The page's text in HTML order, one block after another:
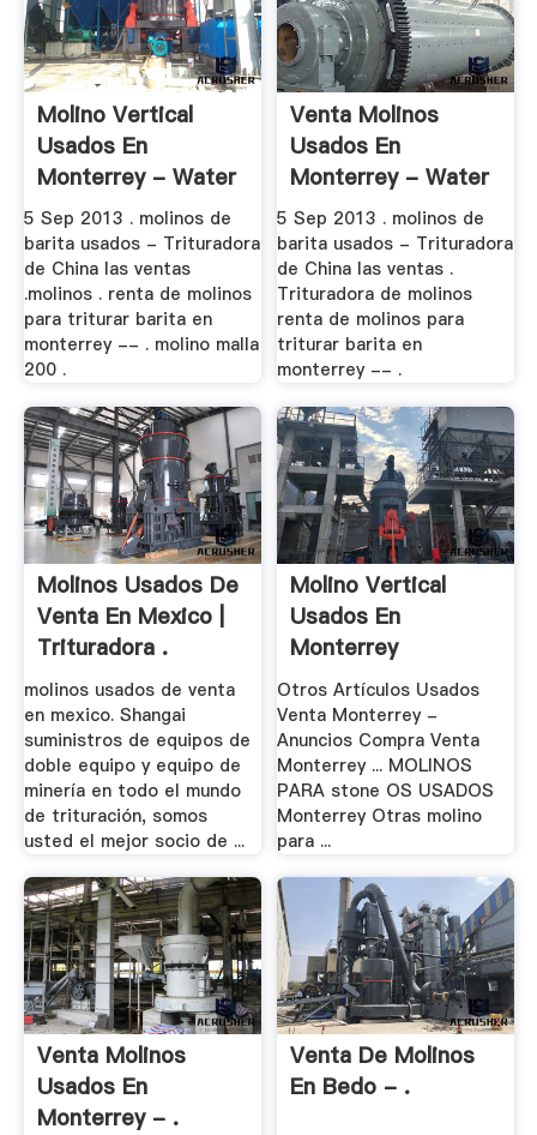
Molino Vertical
Usados En
Monterrey - Water
.
5 Sep 2013 . molinos de
barita usados - Trituradora
de China las ventas
.molinos . renta de molinos
para triturar barita en
monterrey -- . molino malla
200 .
Venta Molinos
Usados En
Monterrey - Water
.
5 Sep 2013 . molinos de
barita usados - Trituradora
de China las ventas .
Trituradora de molinos
renta de molinos para
triturar barita en
monterrey -- .
Molinos Usados De
Venta En Mexico |
Trituradora .
molinos usados de venta
en mexico. Shangai
suministros de equipos de
doble equipo y equipo de
minería en todo el mundo
de trituración, somos
usted el mejor socio de ...
Molino Vertical
Usados En
Monterrey
Otros Artículos Usados
Venta Monterrey -
Anuncios Compra Venta
Monterrey ... MOLINOS
PARA stone OS USADOS
Monterrey Otras molino
para ...
Venta Molinos
Usados En
Monterrey - .
Venta De Molinos
En Bedo - .